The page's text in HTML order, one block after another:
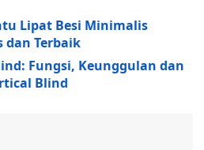
Lipat Besi Minimalis
dan Terbaik
Fungsi, Keunggulan dan
Blind